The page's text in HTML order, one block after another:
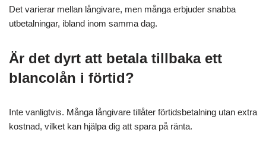
Det varierar mellan långivare, men många erbjuder snabba
utbetalningar, ibland inom samma dag.
Är det dyrt att betala tillbaka ett
blancolån i förtid?
Inte vanligtvis. Många långivare tillåter förtidsbetalning utan extra
kostnad, vilket kan hjälpa dig att spara på ränta.